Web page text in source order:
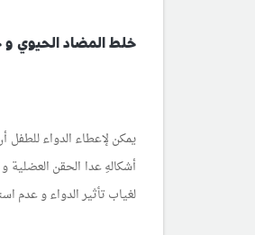
خلط المضاد الحيوي و
يمكن لإعطاء الدواء للطفل
أشكالهِ عدا الحقن
لغياب تأثير الدواء و عدم